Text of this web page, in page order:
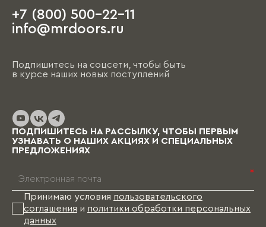
+7 (800) 500-22-11
info@mrdoors.ru
Подпишитесь на соцсети, чтобы быть
в курсе наших новых поступлений
ПОДПИШИТЕСЬ НА РАССЫЛКУ, ЧТОБЫ ПЕРВЫМ
УЗНАВАТЬ О НАШИХ АКЦИЯХ И СПЕЦИАЛЬНЫХ
ПРЕДЛОЖЕНИЯХ
*
Принимаю условия пользовательского
соглашения и политики обработки персональных
данных